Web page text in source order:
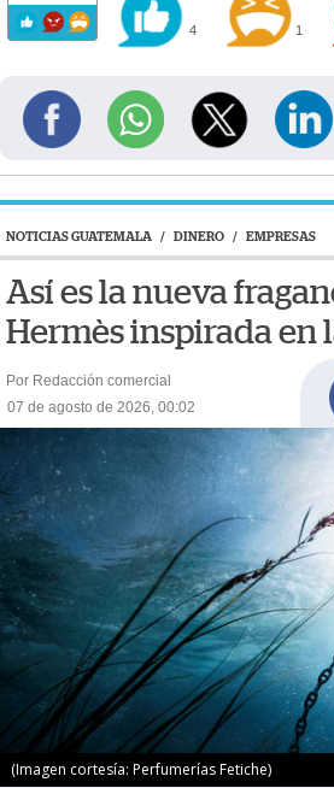
4 1
NOTICIAS GUATEMALA / DINERO / EMPRESAS
Así es la nueva
Hermès inspirada en
Por Redacción comercial
07 de agosto de 2026, 00:02
(Imagen cortesía: Perfumerías Fetiche)